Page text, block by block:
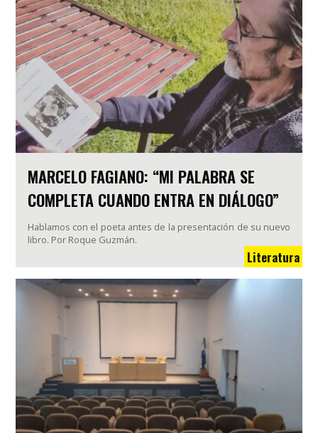
MARCELO FAGIANO: “MI PALABRA SE
COMPLETA CUANDO ENTRA EN DIÁLOGO”
Hablamos con el poeta antes de la presentación de su nuevo
libro. Por Roque Guzmán.
Literatura